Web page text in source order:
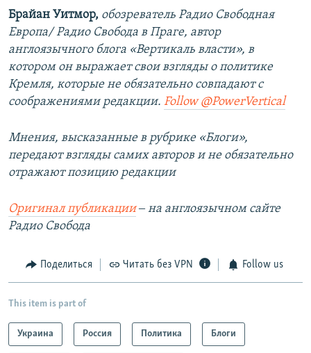
Брайан Уитмор, обозреватель Радио Свободная
Европа/ Радио Свобода в Праге, автор
англоязычного блога «Вертикаль власти», в
котором он выражает свои взгляды о политике
Кремля, которые не обязательно совпадают с
соображениями редакции. Follow @PowerVertical
Мнения, высказанные в рубрике «Блоги»,
передают взгляды самих авторов и не обязательно
отражают позицию редакции
Оригинал публикации‒ на англоязычном сайте
Радио Свобода
Поделиться Читать без VPN Follow us
This item is part of
Украина Россия Политика Блоги